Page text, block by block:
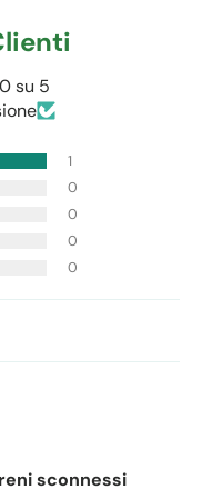
su 5
1
0
0
0
0
sconnessi